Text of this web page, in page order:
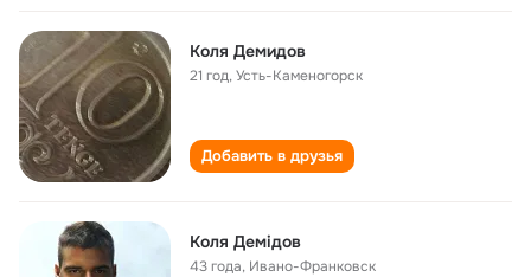
Коля Демидов
21 год,Усть-Каменогорск
Добавить в друзья
Коля Демідов
43 года, Ивано-Франковск